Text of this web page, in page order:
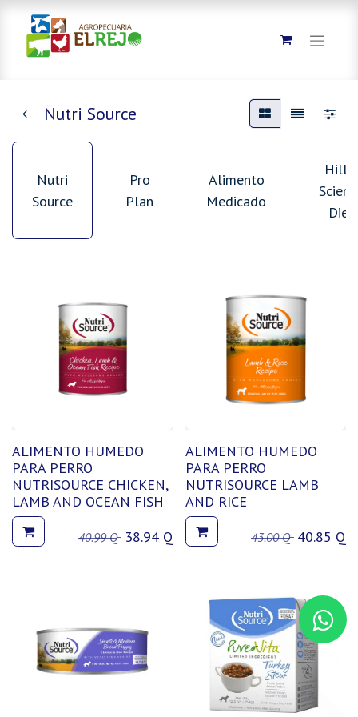
Nutri Source
Nutri
Source
Pro
Plan
Alimento
Medicado
Hills/
Diet
ALIMENTO HUMEDO
PARA PERRO
NUTRISOURCE CHICKEN,
LAMB AND OCEAN FISH
40.99Q 38.94Q
ALIMENTO HUMEDO
PARA PERRO
NUTRISOURCE LAMB
AND RICE
43.00Q 40.85 Q